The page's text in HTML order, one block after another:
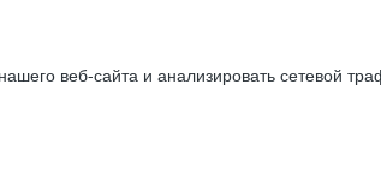
веб-сайта и анализировать сетевой